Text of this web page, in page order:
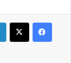
فيسبوك‫X